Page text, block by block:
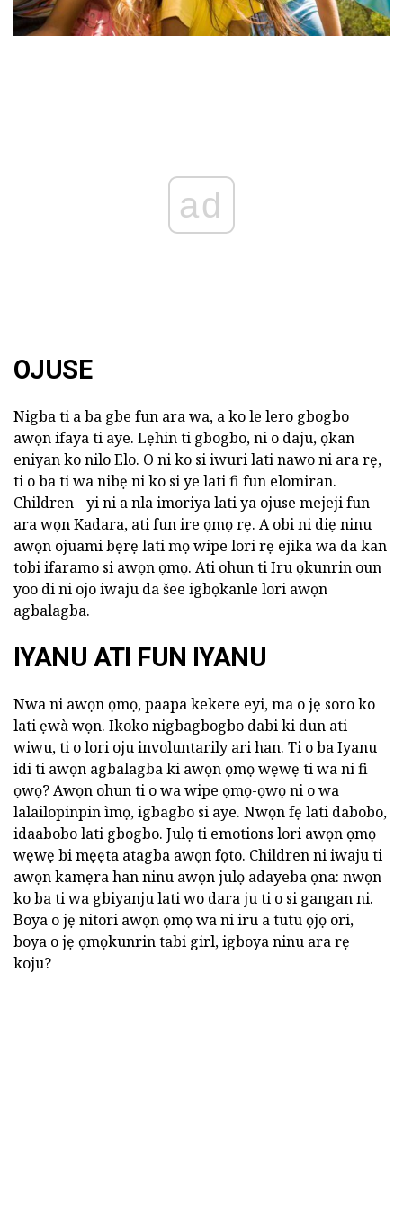
ad
OJUSE
Nigba ti a ba gbe fun ara wa, a ko le lero gbogbo
awọn ifaya ti aye. Lẹhin ti gbogbo, ni o daju, ọkan
eniyan ko nilo Elo. O ni ko si iwuri lati nawo ni ara rẹ,
ti o ba ti wa nibẹ ni ko si ye lati fi fun elomiran.
Children - yi ni a nla imoriya lati ya ojuse mejeji fun
ara wọn Kadara, ati fun ire ọmọ rẹ. A obi ni diẹ ninu
awọn ojuami bẹrẹ lati mọ wipe lori rẹ ejika wa da kan
tobi ifaramo si awọn ọmọ. Ati ohun ti Iru ọkunrin oun
yoo di ni ojo iwaju da šee igbọkanle lori awọn
agbalagba.
IYANU ATI FUN IYANU
Nwa ni awọn ọmọ, paapa kekere eyi, ma o jẹ soro ko
lati ẹwà wọn. Ikoko nigbagbogbo dabi ki dun ati
wiwu, ti o lori oju involuntarily ari han. Ti o ba Iyanu
idi ti awọn agbalagba ki awọn ọmọ wẹwẹ ti wa ni fi
ọwọ? Awọn ohun ti o wa wipe ọmọ-ọwọ ni o wa
lalailopinpin ìmọ, igbagbo si aye. Nwọn fẹ lati dabobo,
idaabobo lati gbogbo. Julọ ti emotions lori awọn ọmọ
wẹwẹ bi mẹẹta atagba awọn fọto. Children ni iwaju ti
awọn kamẹra han ninu awọn julọ adayeba ọna: nwọn
ko ba ti wa gbiyanju lati wo dara ju ti o si gangan ni.
Boya o jẹ nitori awọn ọmọ wa ni iru a tutu ọjọ ori,
boya o jẹ ọmọkunrin tabi girl, igboya ninu ara rẹ
koju?